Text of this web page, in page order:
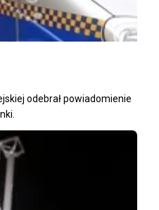
odebrał powiadomienie